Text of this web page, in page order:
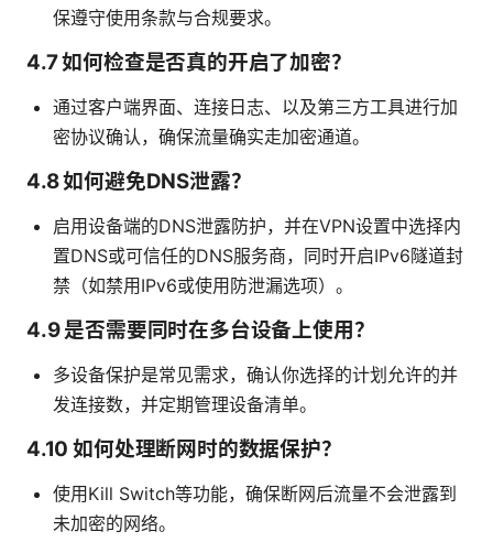
保遵守使用条款与合规要求。
4.7 如何检查是否真的开启了加密？
通过客户端界面、连接日志、以及第三方工具进行加
密协议确认，确保流量确实走加密通道。
4.8 如何避免DNS泄露？
启用设备端的DNS泄露防护，并在VPN设置中选择内
置DNS或可信任的DNS服务商，同时开启IPv6隧道封
禁（如禁用IPv6或使用防泄漏选项）。
4.9 是否需要同时在多台设备上使用？
多设备保护是常见需求，确认你选择的计划允许的并
发连接数，并定期管理设备清单。
4.10 如何处理断网时的数据保护？
使用Kill Switch等功能，确保断网后流量不会泄露到
未加密的网络。